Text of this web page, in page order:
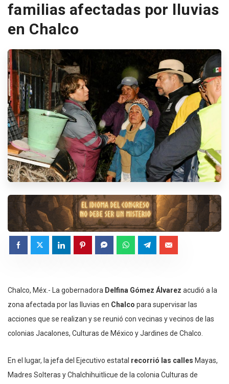
familias afectadas por lluvias
en Chalco
Chalco, Méx.- La gobernadora Delfina Gómez Álvarez acudió a la
zona afectada por las lluvias en Chalco para supervisar las
acciones que se realizan y se reunió con vecinas y vecinos de las
colonias Jacalones, Culturas de México y Jardines de Chalco.
En el lugar, la jefa del Ejecutivo estatal recorrió las calles Mayas,
Madres Solteras y Chalchihuitlicue de la colonia Culturas de